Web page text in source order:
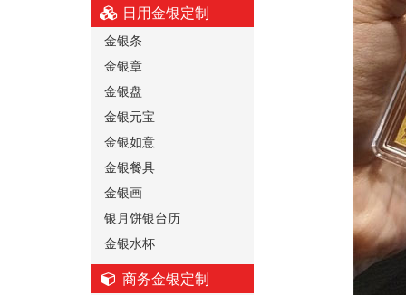
日用金银定制
金银条
金银章
金银盘
金银元宝
金银如意
金银餐具
金银画
银月饼银台历
金银水杯
商务金银定制